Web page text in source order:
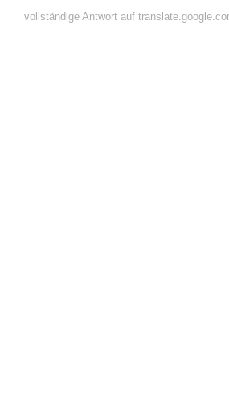
vollständige Antwort auf